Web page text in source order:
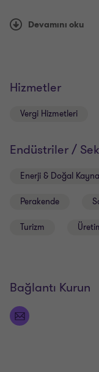
olarak görev
Devamını oku
Hizmetler
Vergi Hizmetleri
Endüstriler /
Enerji & Doğal
Perakende
Turizm
Bağlantı Kurun